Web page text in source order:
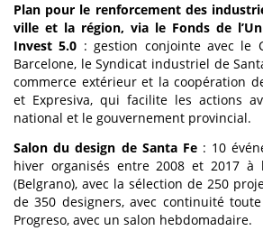
Plan pour le renforcement des
ville et la région, via le Fonds de
Invest 5.0 : gestion conjointe avec le
Barcelone, le Syndicat industriel de
commerce extérieur et la coopération
et Expresiva, qui facilite les actions
national et le gouvernement provincial.
Salon du design de Santa Fe: 10
hiver organisés entre 2008 et 2017 à
(Belgrano), avec la sélection de 250
de 350 designers, avec continuité
Progreso, avec un salon hebdomadaire.